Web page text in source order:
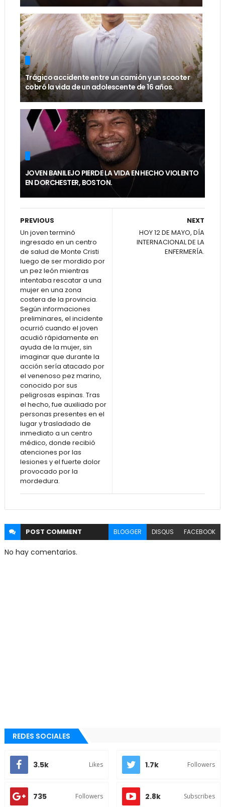
Trágico accidente entre un camión y un scooter
cobró la vida de un adolescente de 16 años.
JOVEN BANILEJO PIERDE LA VIDA EN HECHO VIOLENTO
EN DORCHESTER, BOSTON.
NEXT
HOY 12 DE MAYO, DÍA
INTERNACIONAL DE LA
ENFERMERÍA.
PREVIOUS
Un joven terminó
ingresado en un centro
de salud de Monte Cristi
luego de ser mordido por
un pez león mientras
intentaba rescatar a una
mujer en una zona
costera de la provincia.
Según informaciones
preliminares, el incidente
ocurrió cuando el joven
acudió rápidamente en
ayuda de la mujer, sin
imaginar que durante la
acción sería atacado por
el venenoso pez marino,
conocido por sus
peligrosas espinas. Tras
el hecho, fue auxiliado por
personas presentes en el
lugar y trasladado de
inmediato a un centro
médico, donde recibió
atenciones por las
lesiones y el fuerte dolor
provocado por la
mordedura.
POST COMMENT BLOGGER DISQUS FACEBOOK
No hay comentarios.
REDES SOCIALES
3.5k Likes 1.7k Followers
735 Followers 2.8k Subscribes